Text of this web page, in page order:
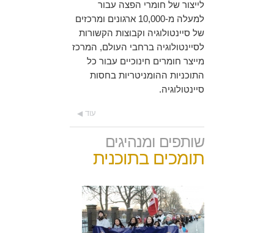
לייצור של חומרי הפצה עבור
למעלה מ-10,000 ארגונים ומרכזים
של סיינטולוגיה וקבוצות הקשורות
לסיינטולוגיה ברחבי העולם, המרכז
מייצר חומרים חינוכיים עבור כל
התוכניות ההומניטריות בחסות
סיינטולוגיה.
עוד
שותפים ומנהיגים
תומכים בתוכנית